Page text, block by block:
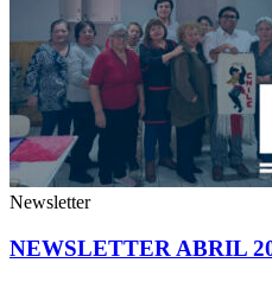
Newsletter
NEWSLETTER ABRIL